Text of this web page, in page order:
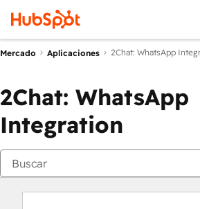
Mercado Aplicaciones 2Chat: WhatsApp
2Chat: WhatsApp
Integration